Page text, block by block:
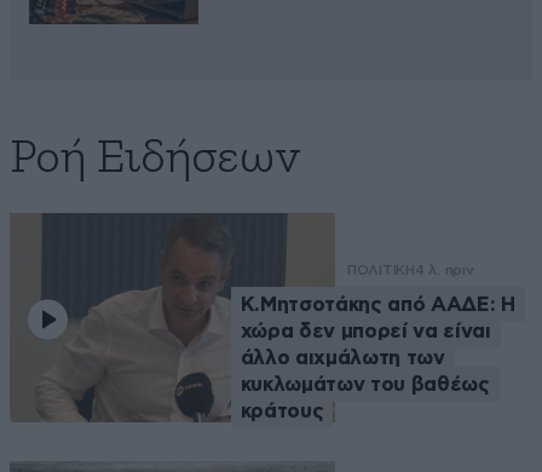
Ροή Ειδήσεων
ΠΟΛΙΤΙΚΗ4 λ. πριν
Κ.Μητσοτάκης από ΑΑΔΕ: Η
χώρα δεν μπορεί να είναι
άλλο αιχμάλωτη των
κυκλωμάτων του βαθέως
κράτους